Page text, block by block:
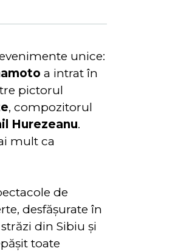
unice:
a intrat în
pictorul
, compozitorul
Hurezeanu.
mult ca
de
desfășurate în
din Sibiu și
toate